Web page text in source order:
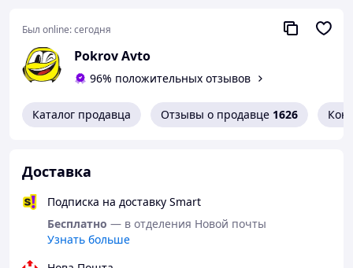
Был online:сегодня
Pokrov Avto
96% положительных отзывов
Каталог продавца Отзывы о продавце 1626
Доставка
Подписка на доставку Smart
Бесплатно — в отделения Новой почты
Узнать больше